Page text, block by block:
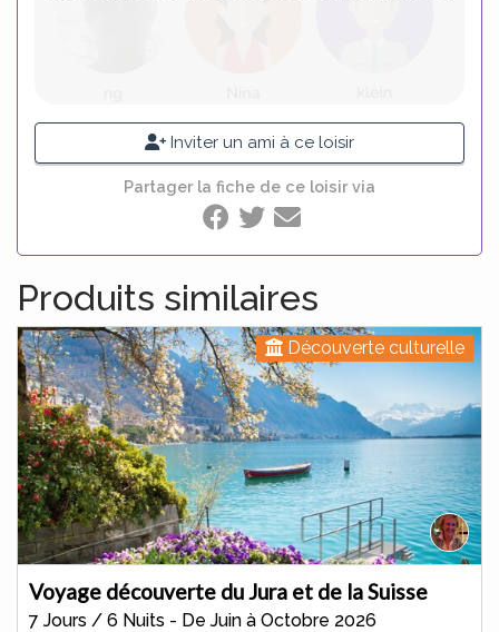
Inviter un ami à ce loisir
Partager la fiche de ce loisir via
Produits similaires
Découverte culturelle
Voyage découverte du Jura et de la Suisse
7 Jours / 6 Nuits - De Juin à Octobre 2026